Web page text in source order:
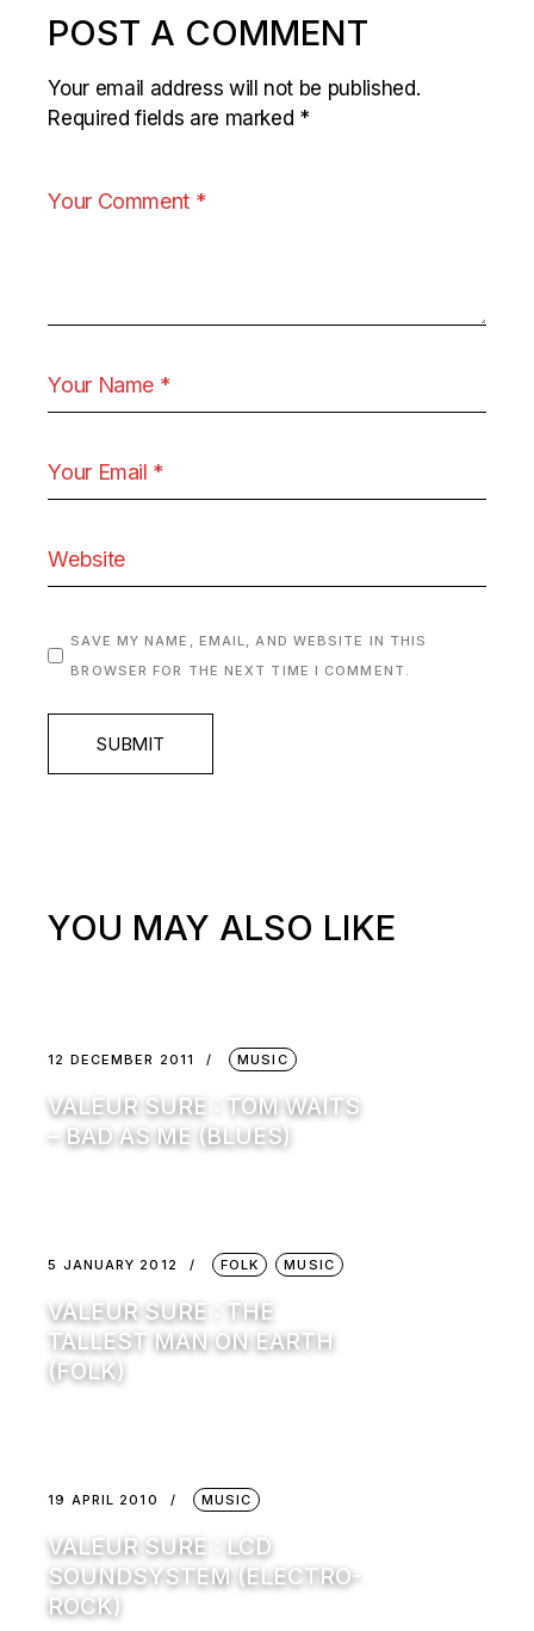
POST A COMMENT
Your email address will not be published.
Required fields are marked *
SAVE MY NAME, EMAIL, AND WEBSITE IN THIS
BROWSER FOR THE NEXT TIME I COMMENT.
SUBMIT
YOU MAY ALSO LIKE
12 DECEMBER 2011 MUSIC
VALEUR SURE : TOM WAITS
– BAD AS ME (BLUES)
5 JANUARY 2012 FOLK MUSIC
VALEUR SURE : THE
TALLEST MAN ON EARTH
(FOLK)
19 APRIL 2010 MUSIC
VALEUR SURE : LCD
SOUNDSYSTEM (ELECTRO-
ROCK)